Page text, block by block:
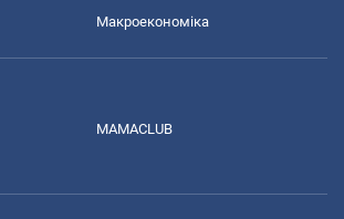
Макроекономіка
MAMACLUB